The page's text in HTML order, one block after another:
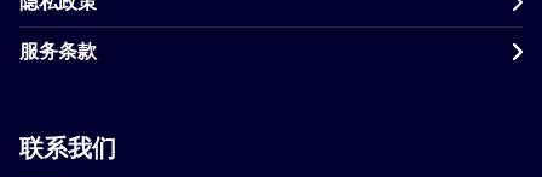
服务条款
联系我们